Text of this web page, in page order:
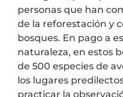
personas que han
de la reforestación y
bosques. En pago a
naturaleza, en estos
de 500 especies de
los lugares
practicar la